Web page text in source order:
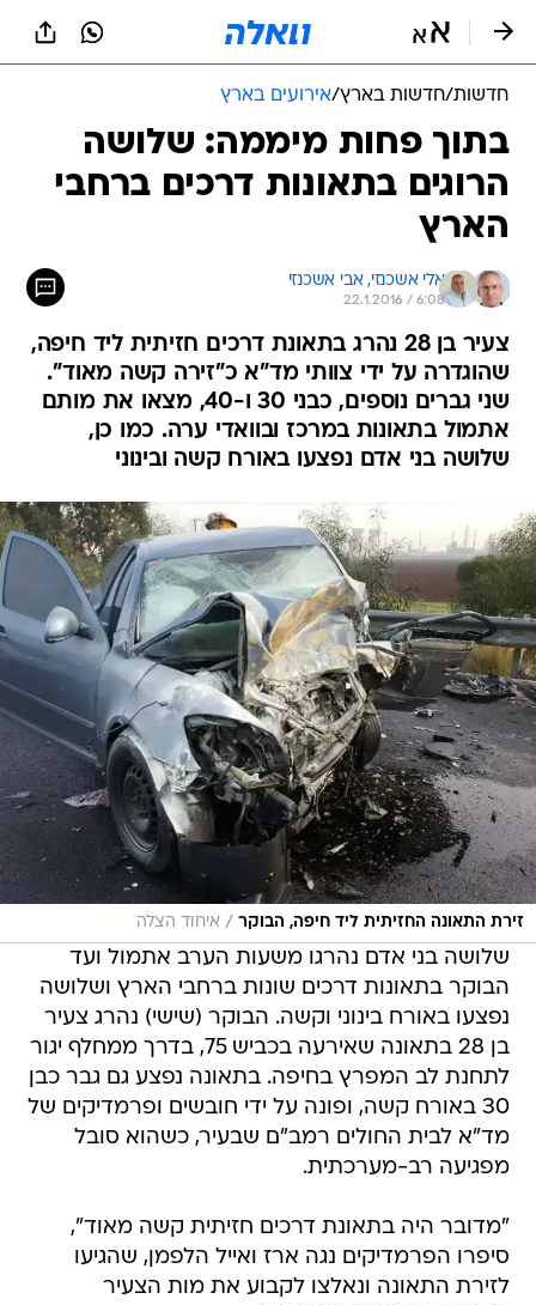
חדשות/חדשות בארץ/אירועים בארץ
בתוך פחות מיממה: שלושה
הרוגים בתאונות דרכים ברחבי
הארץ
אלי אשכנזי, אבי אשכנזי
22.1.2016 / 6:08
צעיר בן 28 נהרג בתאונת דרכים חזיתית ליד חיפה,
שהוגדרה על ידי צוותי מד"א כ"זירה קשה מאוד".
שני גברים נוספים, כבני 30 ו-40, מצאו את מותם
אתמול בתאונות במרכז ובוואדי ערה. כמו כן,
שלושה בני אדם נפצעו באורח קשה ובינוני
זירת התאונה החזיתית ליד חיפה, הבוקר / איחוד הצלה
שלושה בני אדם נהרגו משעות הערב אתמול ועד
הבוקר בתאונות דרכים שונות ברחבי הארץ ושלושה
נפצעו באורח בינוני וקשה. הבוקר (שישי) נהרג צעיר
בן 28 בתאונה שאירעה בכביש 75, בדרך ממחלף יגור
לתחנת לב המפרץ בחיפה. בתאונה נפצע גם גבר כבן
30 באורח קשה, ופונה על ידי חובשים ופרמדיקים של
מד"א לבית החולים רמב"ם שבעיר, כשהוא סובל
מפגיעה רב-מערכתית.
"מדובר היה בתאונת דרכים חזיתית קשה מאוד",
סיפרו הפרמדיקים נגה ארז ואייל הלפמן, שהגיעו
לזירת התאונה ונאלצו לקבוע את מות הצעיר